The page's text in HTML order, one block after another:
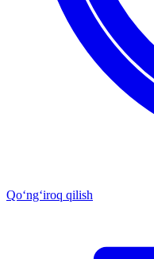
Qo‘ng‘iroq qilish